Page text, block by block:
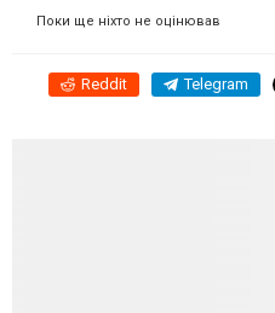
Поки ще ніхто не оцінював
Reddit Telegram